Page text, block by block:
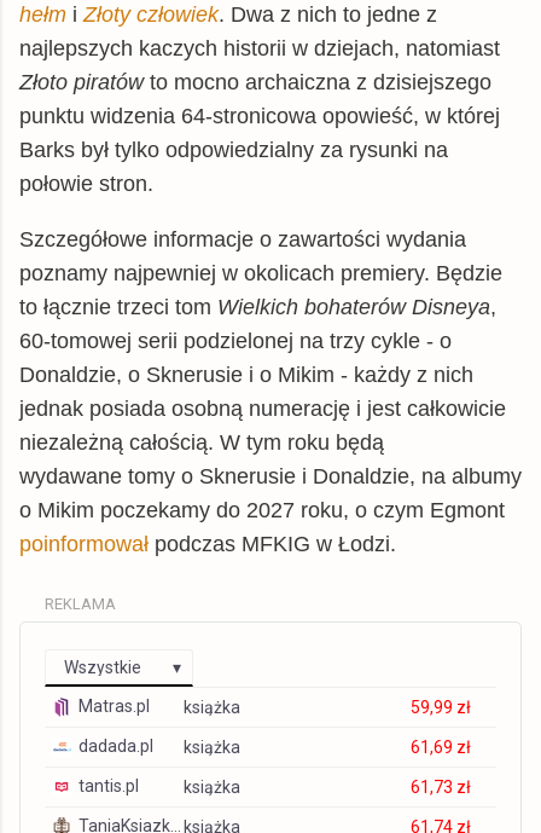
hełm i Złoty człowiek. Dwa z nich to jedne z
najlepszych kaczych historii w dziejach, natomiast
Złoto piratów to mocno archaiczna z dzisiejszego
punktu widzenia 64-stronicowa opowieść, w której
Barks był tylko odpowiedzialny za rysunki na
połowie stron.
Szczegółowe informacje o zawartości wydania
poznamy najpewniej w okolicach premiery. Będzie
to łącznie trzeci tom Wielkich bohaterów Disneya,
60-tomowej serii podzielonej na trzy cykle - o
Donaldzie, o Sknerusie i o Mikim - każdy z nich
jednak posiada osobną numerację i jest całkowicie
niezależną całością. W tym roku będą
wydawane tomy o Sknerusie i Donaldzie, na albumy
o Mikim poczekamy do 2027 roku, o czym Egmont
poinformował podczas MFKIG w Łodzi.
REKLAMA
Wszystkie
Matras.pl
książka
59,99 zł
dadada.pl
książka
61,69 zł
tantis.pl
książka
61,73 zł
TaniaKsiazka.pl
książka
61,74 zł